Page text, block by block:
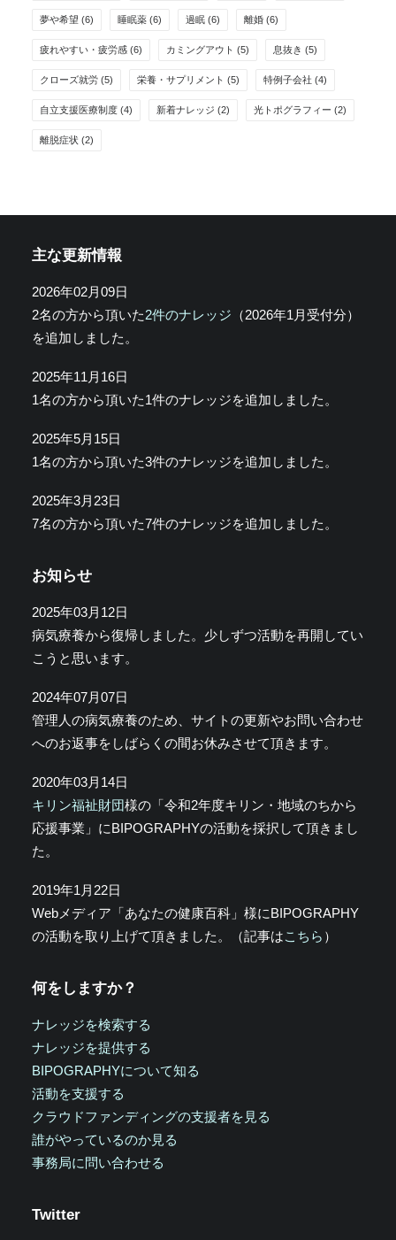
夢や希望 (6) 睡眠薬 (6) 過眠 (6) 離婚 (6)
疲れやすい・疲労感 (6) カミングアウト (5) 息抜き (5)
クローズ就労 (5) 栄養・サプリメント (5) 特例子会社 (4)
自立支援医療制度 (4) 新着ナレッジ (2) 光トポグラフィー (2)
離脱症状 (2)
主な更新情報
2026年02月09日
2名の方から頂いた2件のナレッジ （2026年1月受付分）
を追加しました。
2025年11月16日
1名の方から頂いた1件のナレッジを追加しました。
2025年5月15日
1名の方から頂いた3件のナレッジを追加しました。
2025年3月23日
7名の方から頂いた7件のナレッジを追加しました。
お知らせ
2025年03月12日
病気療養から復帰しました。少しずつ活動を再開してい
こうと思います。
2024年07月07日
管理人の病気療養のため、サイトの更新やお問い合わせ
へのお返事をしばらくの間お休みさせて頂きます。
2020年03月14日
キリン福祉財団様の「令和2年度キリン・地域のちから
応援事業」にBIPOGRAPHYの活動を採択して頂きまし
た。
2019年1月22日
Webメディア「あなたの健康百科」様にBIPOGRAPHY
の活動を取り上げて頂きました。（記事はこちら ）
何をしますか？
ナレッジを検索する
ナレッジを提供する
BIPOGRAPHYについて知る
活動を支援する
クラウドファンディングの支援者を見る
誰がやっているのか見る
事務局に問い合わせる
Twitter